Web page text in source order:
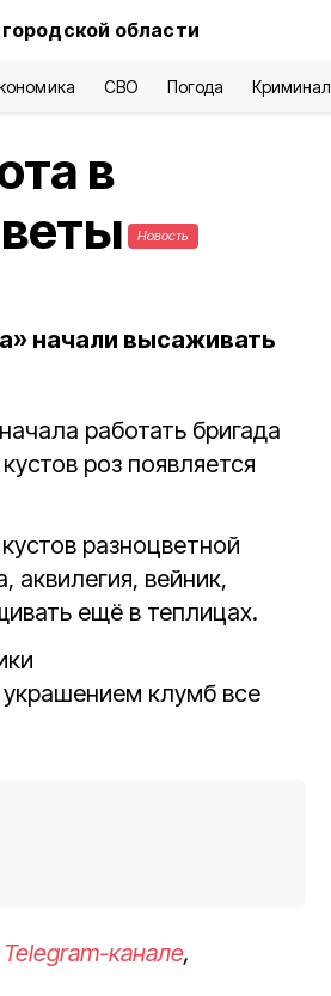
области
СВО Погода Криминал
в
Новость
начали высаживать
работать бригада
роз появляется
кустов разноцветной
аквилегия, вейник,
ещё в теплицах.
украшением клумб все
Telegram-канале,